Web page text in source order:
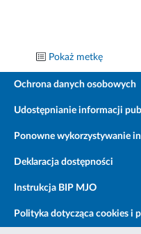
Pokaż metkę
Ochrona danych osobowych
Udostępnianie informacji
Ponowne wykorzystywanie
Deklaracja dostępności
Instrukcja BIP MJO
Polityka dotycząca cookies i